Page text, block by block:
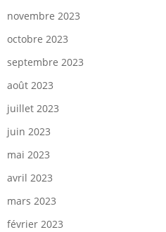
novembre 2023
octobre 2023
septembre 2023
août 2023
juillet 2023
juin 2023
mai 2023
avril 2023
mars 2023
février 2023